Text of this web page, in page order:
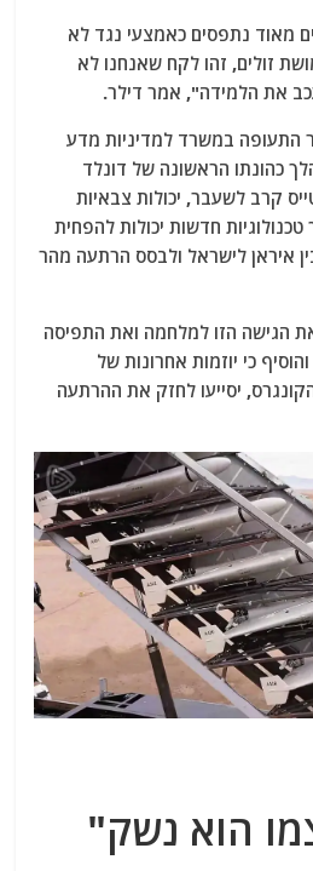
מאוד נתפסים כאמצעי נגד לא
זולים, זהו לקח שאנחנו לא
את הלמידה", אמר דילר.
התעופה במשרד למדיניות מדע
כהונתו הראשונה של דונלד
קרב לשעבר, יכולות צבאיות
טכנולוגיות חדשות יכולות להפחית
איראן לישראל ולבסס הרתעה מהר
הגישה הזו למלחמה ואת התפיסה
כי יוזמות אחרונות של
יסייעו לחזק את ההרתעה
הוא נשק"